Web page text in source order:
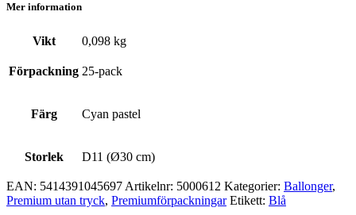
Mer information
Vikt 0,098 kg
Förpackning 25-pack
Färg Cyan pastel
Storlek D11 (Ø30 cm)
EAN: 5414391045697 Artikelnr: 5000612 Kategorier: Ballonger,
Premium utan tryck, Premium­förpackningar Etikett: Blå